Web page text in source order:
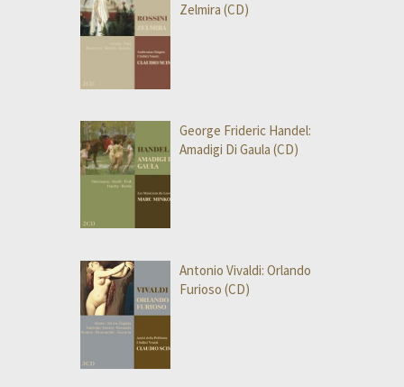
Zelmira (CD)
George Frideric Handel:
Amadigi Di Gaula (CD)
Antonio Vivaldi: Orlando
Furioso (CD)